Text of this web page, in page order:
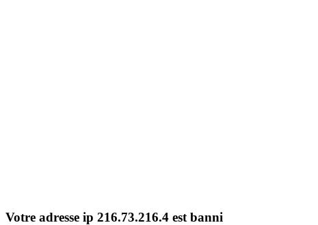
Votre adresse ip 216.73.216.4 est banni